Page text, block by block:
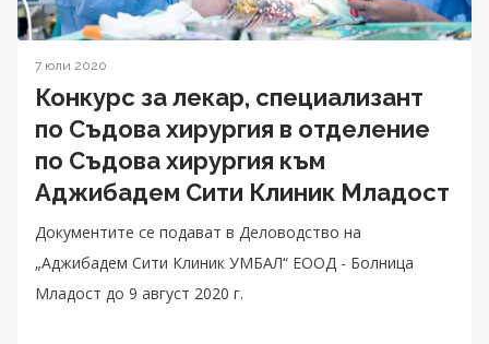
7 юли 2020
Конкурс за лекар, специализант
по Съдова хирургия в отделение
по Съдова хирургия към
Аджибадем Сити Клиник Младост
Документите се подават в Деловодство на
„Аджибадем Сити Клиник УМБАЛ“ ЕООД - Болница
Младост до 9 август 2020 г.